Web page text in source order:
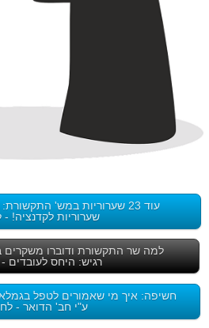
שערוריות לקדנציה! -
למה שר התקשורת ודוברו משקרים
רגיש: היחס לעובדים
חשיפה: איך מי שאמורים לטפל
ע"י חב' הדואר -